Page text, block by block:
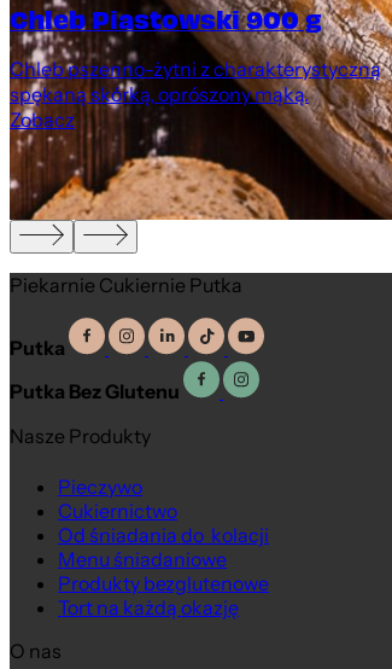
Chleb Piastowski 900 g
Chleb pszenno-żytni z charakterystyczną
spękaną skórką, oprószony mąką.
Zobacz
Piekarnie Cukiernie Putka
Putka
Putka Bez Glutenu
Nasze Produkty
Pieczywo
Cukiernictwo
Od śniadania do kolacji
Menu śniadaniowe
Produkty bezglutenowe
Tort na każdą okazję
O nas